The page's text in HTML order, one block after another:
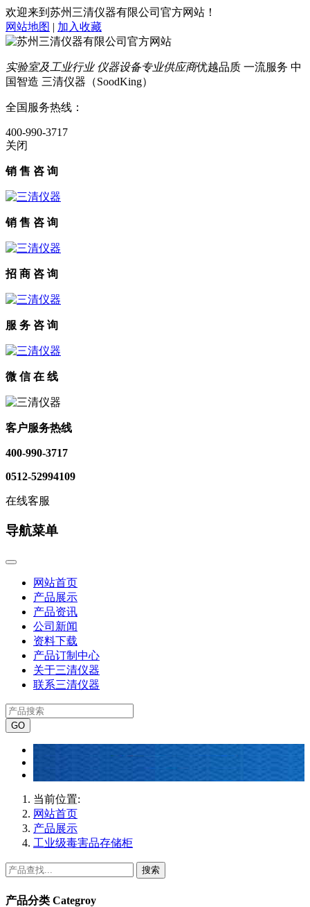
欢迎来到苏州三清仪器有限公司官方网站！
网站地图 | 加入收藏
实验室及工业行业 仪器设备专业供应商优越品质 一流服务 中
国智造 三清仪器（SoodKing）
全国服务热线：
400-990-3717
关闭
销 售 咨 询
销 售 咨 询
招 商 咨 询
服 务 咨 询
微 信 在 线
客户服务热线
400-990-3717
0512-52994109
在线客服
导航菜单
网站首页
产品展示
产品资讯
公司新闻
资料下载
产品订制中心
关于三清仪器
联系三清仪器
当前位置:
网站首页
产品展示
工业级毒害品存储柜
搜索
产品分类 Categroy